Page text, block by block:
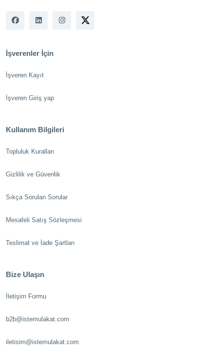
İşverenler İçin
İşveren Kayıt
İşveren Giriş yap
Kullanım Bilgileri
Topluluk Kuralları
Gizlilik ve Güvenlik
Sıkça Sorulan Sorular
Mesafeli Satış Sözleşmesi
Teslimat ve İade Şartları
Bize Ulaşın
İletişim Formu
b2b@istemulakat.com
iletisim@istemulakat.com